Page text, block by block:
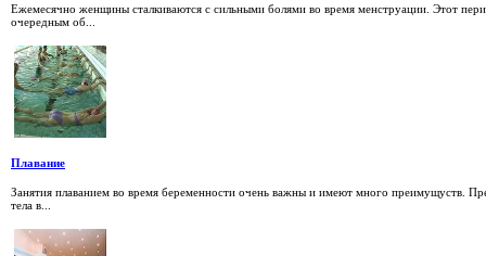
Ежемесячно женщины сталкиваются с сильными болями во время менструации. Этот
очередным об...
Плавание
Занятия плаванием во время беременности очень важны и имеют много преимущуств.
тела в...